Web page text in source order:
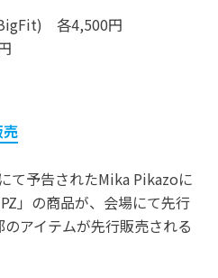
各4,500円
て予告されたMika Pikazoに
」の商品が、会場にて先行
アイテムが先行販売される